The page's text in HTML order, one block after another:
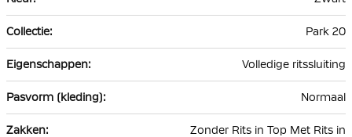
Park 20
Volledige ritssluiting
Normaal
Zonder Rits in Top Met Rits in